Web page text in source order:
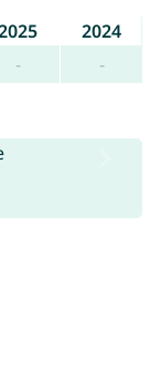
2024
- -